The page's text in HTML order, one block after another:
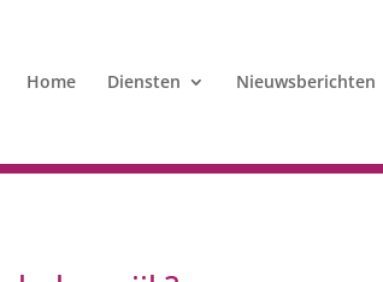
Home Diensten Nieuwsberichten